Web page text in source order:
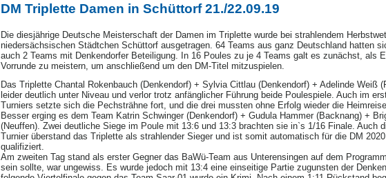
DM Triplette Damen in Schüttorf 21./22.09.19
Die diesjährige Deutsche Meisterschaft der Damen im Triplette wurde bei strahlendem
niedersächsischen Städtchen Schüttorf ausgetragen. 64 Teams aus ganz Deutschland hatten
auch 2 Teams mit Denkendorfer Beteiligung. In 16 Poules zu je 4 Teams galt es zunächst, als
Vorrunde zu meistern, um anschließend um den DM-Titel mitzuspielen.
Das Triplette Chantal Rokenbauch (Denkendorf) + Sylvia Cittlau (Denkendorf) + Adelinde Weiß
leider deutlich unter Niveau und verlor trotz anfänglicher Führung beide Poulespiele. Auch im
Turniers setzte sich die Pechsträhne fort, und die drei mussten ohne Erfolg wieder die
Besser erging es dem Team Katrin Schwinger (Denkendorf) + Gudula Hammer (Backnang) +
(Neuffen). Zwei deutliche Siege im Poule mit 13:6 und 13:3 brachten sie in`s 1/16 Finale. Auch
Turnier überstand das Triplette als strahlender Sieger und ist somit automatisch für die DM
qualifiziert.
Am zweiten Tag stand als erster Gegner das BaWü-Team aus Unterensingen auf dem
sein sollte, war ungewiss. Es wurde jedoch mit 13:4 eine einseitige Partie zugunsten der